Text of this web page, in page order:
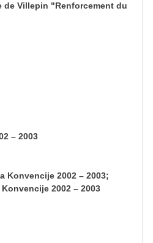
de Villepin "Renforcement du
– 2003
Konvencije 2002 – 2003;
2002 – 2003